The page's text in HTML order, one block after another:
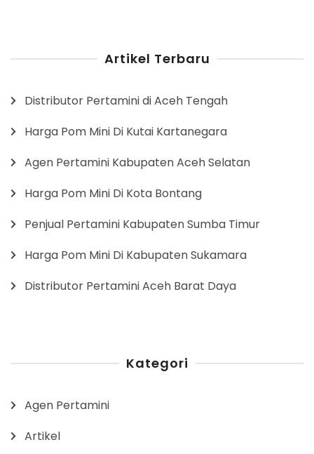
Artikel Terbaru
Distributor Pertamini di Aceh Tengah
Harga Pom Mini Di Kutai Kartanegara
Agen Pertamini Kabupaten Aceh Selatan
Harga Pom Mini Di Kota Bontang
Penjual Pertamini Kabupaten Sumba Timur
Harga Pom Mini Di Kabupaten Sukamara
Distributor Pertamini Aceh Barat Daya
Kategori
Agen Pertamini
Artikel